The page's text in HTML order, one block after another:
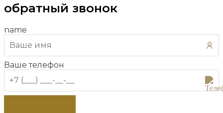
обратный звонок
name
Ваше телефон